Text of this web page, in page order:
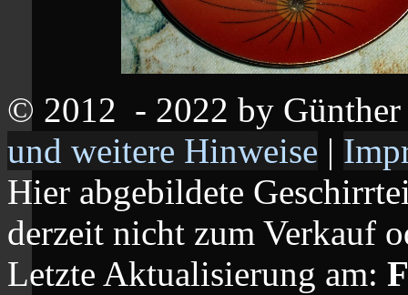
© 2012 - 2022 by
und weitere Hinweise |
Hier abgebildete
derzeit nicht zum Verkauf
Letzte Aktualisierung am: